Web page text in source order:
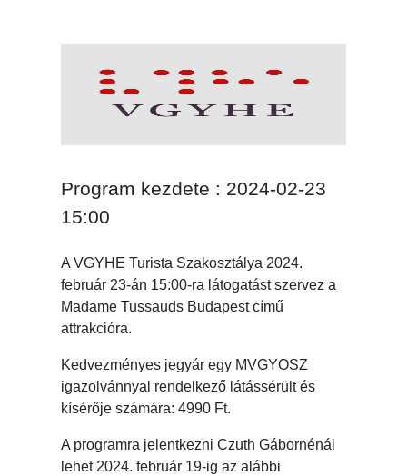
Program kezdete : 2024-02-23
15:00
A VGYHE Turista Szakosztálya 2024.
február 23-án 15:00-ra látogatást szervez a
Madame Tussauds Budapest című
attrakcióra.
Kedvezményes jegyár egy MVGYOSZ
igazolvánnyal rendelkező látássérült és
kísérője számára: 4990 Ft.
A programra jelentkezni Czuth Gábornénál
lehet 2024. február 19-ig az alábbi